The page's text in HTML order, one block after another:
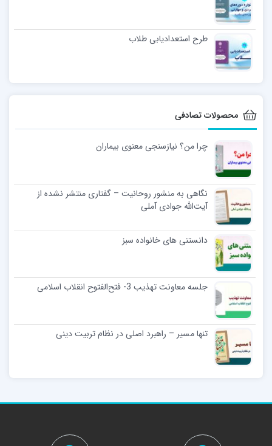
طرح استعدادیابی طلاب
محصولات تصادفی
چرا من؟ نیازسنجی معنوی بیماران
نگاهی به منشور روحانیت – گفتاری منتشر نشده از
آیت‌الله‌ جوادی آملی
دانستنی های خانواده سبز
جلسه معاونت تهذیب 3- فتح‌الفتوح انقلاب اسلامی
تنها مسیر – راهبرد اصلی در نظام تربیت دینی